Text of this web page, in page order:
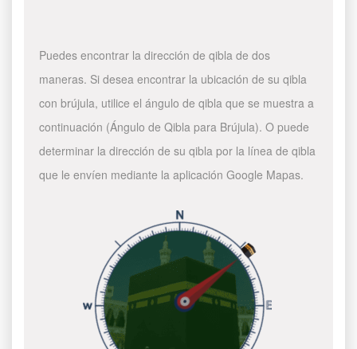
Puedes encontrar la dirección de qibla de dos
maneras. Si desea encontrar la ubicación de su qibla
con brújula, utilice el ángulo de qibla que se muestra a
continuación (Ángulo de Qibla para Brújula). O puede
determinar la dirección de su qibla por la línea de qibla
que le envíen mediante la aplicación Google Mapas.